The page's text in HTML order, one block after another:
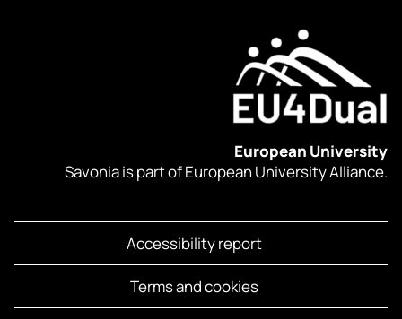
European University
Savonia is part of European University Alliance.
Accessibility report
Terms and cookies